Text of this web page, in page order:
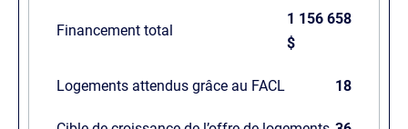
Financement total
1 156 658
$
Logements attendus grâce au FACL 18